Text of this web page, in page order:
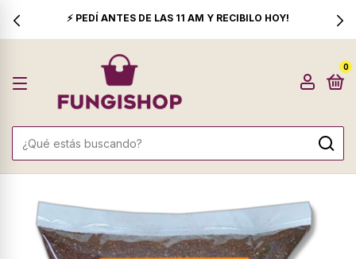
⚡ PEDÍ ANTES DE LAS 11 AM Y RECIBILO HOY!
0